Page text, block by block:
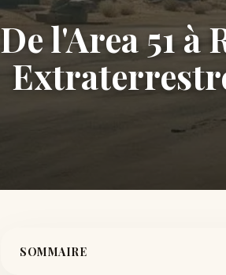
De l'Area 51 à
SOMMAIRE